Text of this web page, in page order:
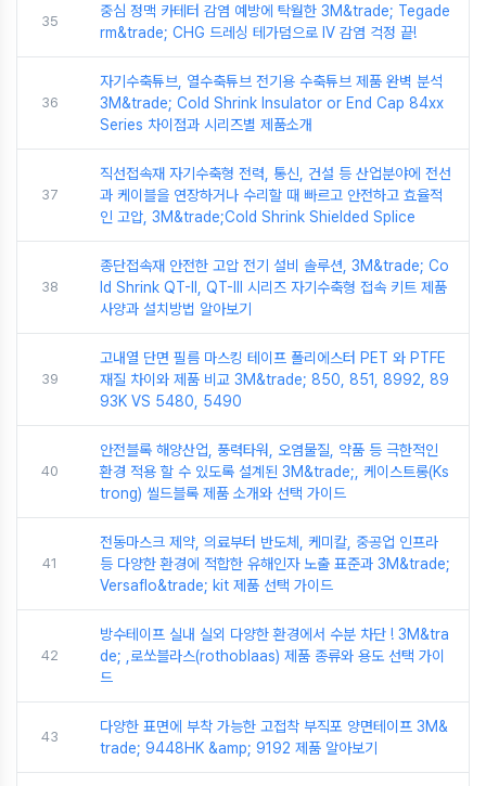
35
중심 정맥 카테터 감염 예방에 탁월한 3M&trade; Tegade
rm&trade; CHG 드레싱 테가덤으로 IV 감염 걱정 끝!
36
자기수축튜브, 열수축튜브 전기용 수축튜브 제품 완벽 분석
3M&trade; Cold Shrink Insulator or End Cap 84xx
Series 차이점과 시리즈별 제품소개
37
직선접속재 자기수축형 전력, 통신, 건설 등 산업분야에 전선
과 케이블을 연장하거나 수리할 때 빠르고 안전하고 효율적
인 고압, 3M&trade;Cold Shrink Shielded Splice
38
종단접속재 안전한 고압 전기 설비 솔루션, 3M&trade; Co
ld Shrink QT-II, QT-III 시리즈 자기수축형 접속 키트 제품
사양과 설치방법 알아보기
39
고내열 단면 필름 마스킹 테이프 폴리에스터 PET 와 PTFE
재질 차이와 제품 비교 3M&trade; 850, 851, 8992, 89
93K VS 5480, 5490
40
안전블록 해양산업, 풍력타워, 오염물질, 약품 등 극한적인
환경 적용 할 수 있도록 설계된 3M&trade;, 케이스트롱(Ks
trong) 씰드블록 제품 소개와 선택 가이드
41
전동마스크 제약, 의료부터 반도체, 케미칼, 중공업 인프라
등 다양한 환경에 적합한 유해인자 노출 표준과 3M&trade;
Versaflo&trade; kit 제품 선택 가이드
42
방수테이프 실내 실외 다양한 환경에서 수분 차단 ! 3M&tra
de; ,로쏘블라스(rothoblaas) 제품 종류와 용도 선택 가이
드
43
다양한 표면에 부착 가능한 고접착 부직포 양면테이프 3M&
trade; 9448HK &amp; 9192 제품 알아보기